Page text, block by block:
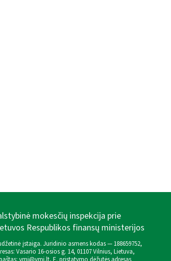
mokesčių inspekcija prie
Respublikos finansų ministerijos
įstaiga. Juridinio asmens kodas — 188659752,
Vasario 16-osios g. 14, 01107 Vilnius, Lietuva,